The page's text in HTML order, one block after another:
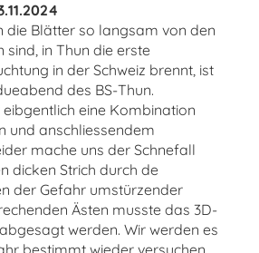
die Blätter so langsam von den
in Thun die erste
in der Schweiz brennt, ist
des BS-Thun.
eine Kombination
und anschliessendem
mache uns der Schnefall
dicken Strich durch de
der Gefahr umstürzender
Ästen musste das 3D-
werden. Wir werden es